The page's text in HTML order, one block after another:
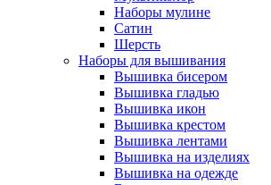
Наборы мулине
Сатин
Шерсть
Наборы для вышивания
Вышивка бисером
Вышивка гладью
Вышивка икон
Вышивка крестом
Вышивка лентами
Вышивка на изделиях
Вышивка на одежде